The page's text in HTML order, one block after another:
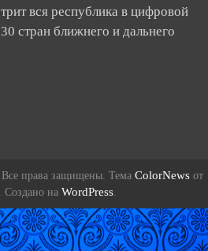
вся республика в цифровой
стран ближнего и дальнего
. Все права защищены. Тема ColorNews от
на WordPress